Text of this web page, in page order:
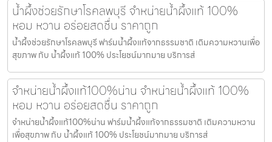
น้ำผึ้งช่วยรักษาโรคลพบุรี จำหน่ายน้ำผึ้งแท้ 100%
หอม หวาน อร่อยสดชื่น ราคาถูก
น้ำผึ้งช่วยรักษาโรคลพบุรี ฟาร์มน้ำผึ้งแท้จากธรรมชาติ เติมความหวานเพื่อ
สุขภาพ กับ น้ำผึ้งแท้ 100% ประโยชน์มากมาย บริการส่
จำหน่ายน้ำผึ้งแท้100%น่าน จำหน่ายน้ำผึ้งแท้ 100%
หอม หวาน อร่อยสดชื่น ราคาถูก
จำหน่ายน้ำผึ้งแท้100%น่าน ฟาร์มน้ำผึ้งแท้จากธรรมชาติ เติมความหวาน
เพื่อสุขภาพ กับ น้ำผึ้งแท้ 100% ประโยชน์มากมาย บริการส่